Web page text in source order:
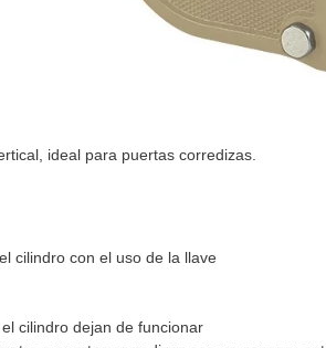
ideal para puertas corredizas.
cilindro con el uso de la llave
cilindro dejan de funcionar